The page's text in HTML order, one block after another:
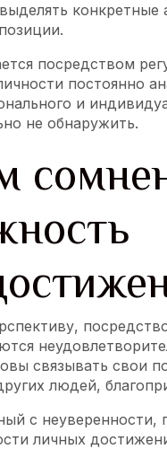
конкретные
посредством
постоянно
и
не обнаружить.
связывать свои
людей,
с неуверенности,
личных